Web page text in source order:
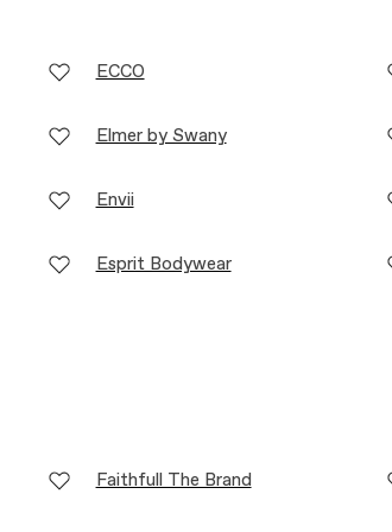
ECCO
Elmer by Swany
Envii
Esprit Bodywear
Faithfull The Brand